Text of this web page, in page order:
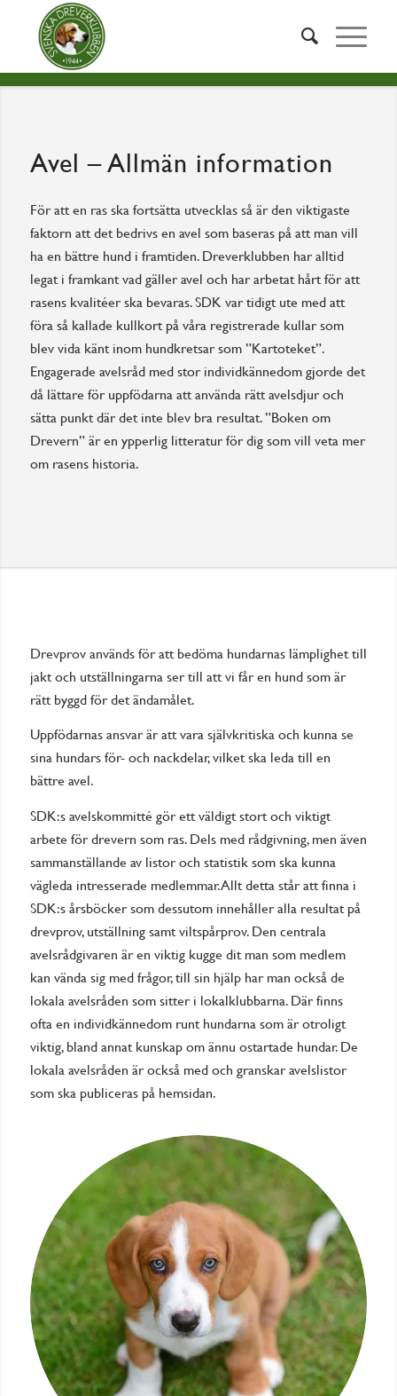
Avel – Allmän information
För att en ras ska fortsätta utvecklas så är den viktigaste
faktorn att det bedrivs en avel som baseras på att man vill
ha en bättre hund i framtiden. Dreverklubben har alltid
legat i framkant vad gäller avel och har arbetat hårt för att
rasens kvalitéer ska bevaras. SDK var tidigt ute med att
föra så kallade kullkort på våra registrerade kullar som
blev vida känt inom hundkretsar som ”Kartoteket”.
Engagerade avelsråd med stor individkännedom gjorde det
då lättare för uppfödarna att använda rätt avelsdjur och
sätta punkt där det inte blev bra resultat. ”Boken om
Drevern” är en ypperlig litteratur för dig som vill veta mer
om rasens historia.
Drevprov används för att bedöma hundarnas lämplighet till
jakt och utställningarna ser till att vi får en hund som är
rätt byggd för det ändamålet.
Uppfödarnas ansvar är att vara självkritiska och kunna se
sina hundars för- och nackdelar, vilket ska leda till en
bättre avel.
SDK:s avelskommitté gör ett väldigt stort och viktigt
arbete för drevern som ras. Dels med rådgivning, men även
sammanställande av listor och statistik som ska kunna
vägleda intresserade medlemmar. Allt detta står att finna i
SDK:s årsböcker som dessutom innehåller alla resultat på
drevprov, utställning samt viltspårprov. Den centrala
avelsrådgivaren är en viktig kugge dit man som medlem
kan vända sig med frågor, till sin hjälp har man också de
lokala avelsråden som sitter i lokalklubbarna. Där finns
ofta en individkännedom runt hundarna som är otroligt
viktig, bland annat kunskap om ännu ostartade hundar. De
lokala avelsråden är också med och granskar avelslistor
som ska publiceras på hemsidan.